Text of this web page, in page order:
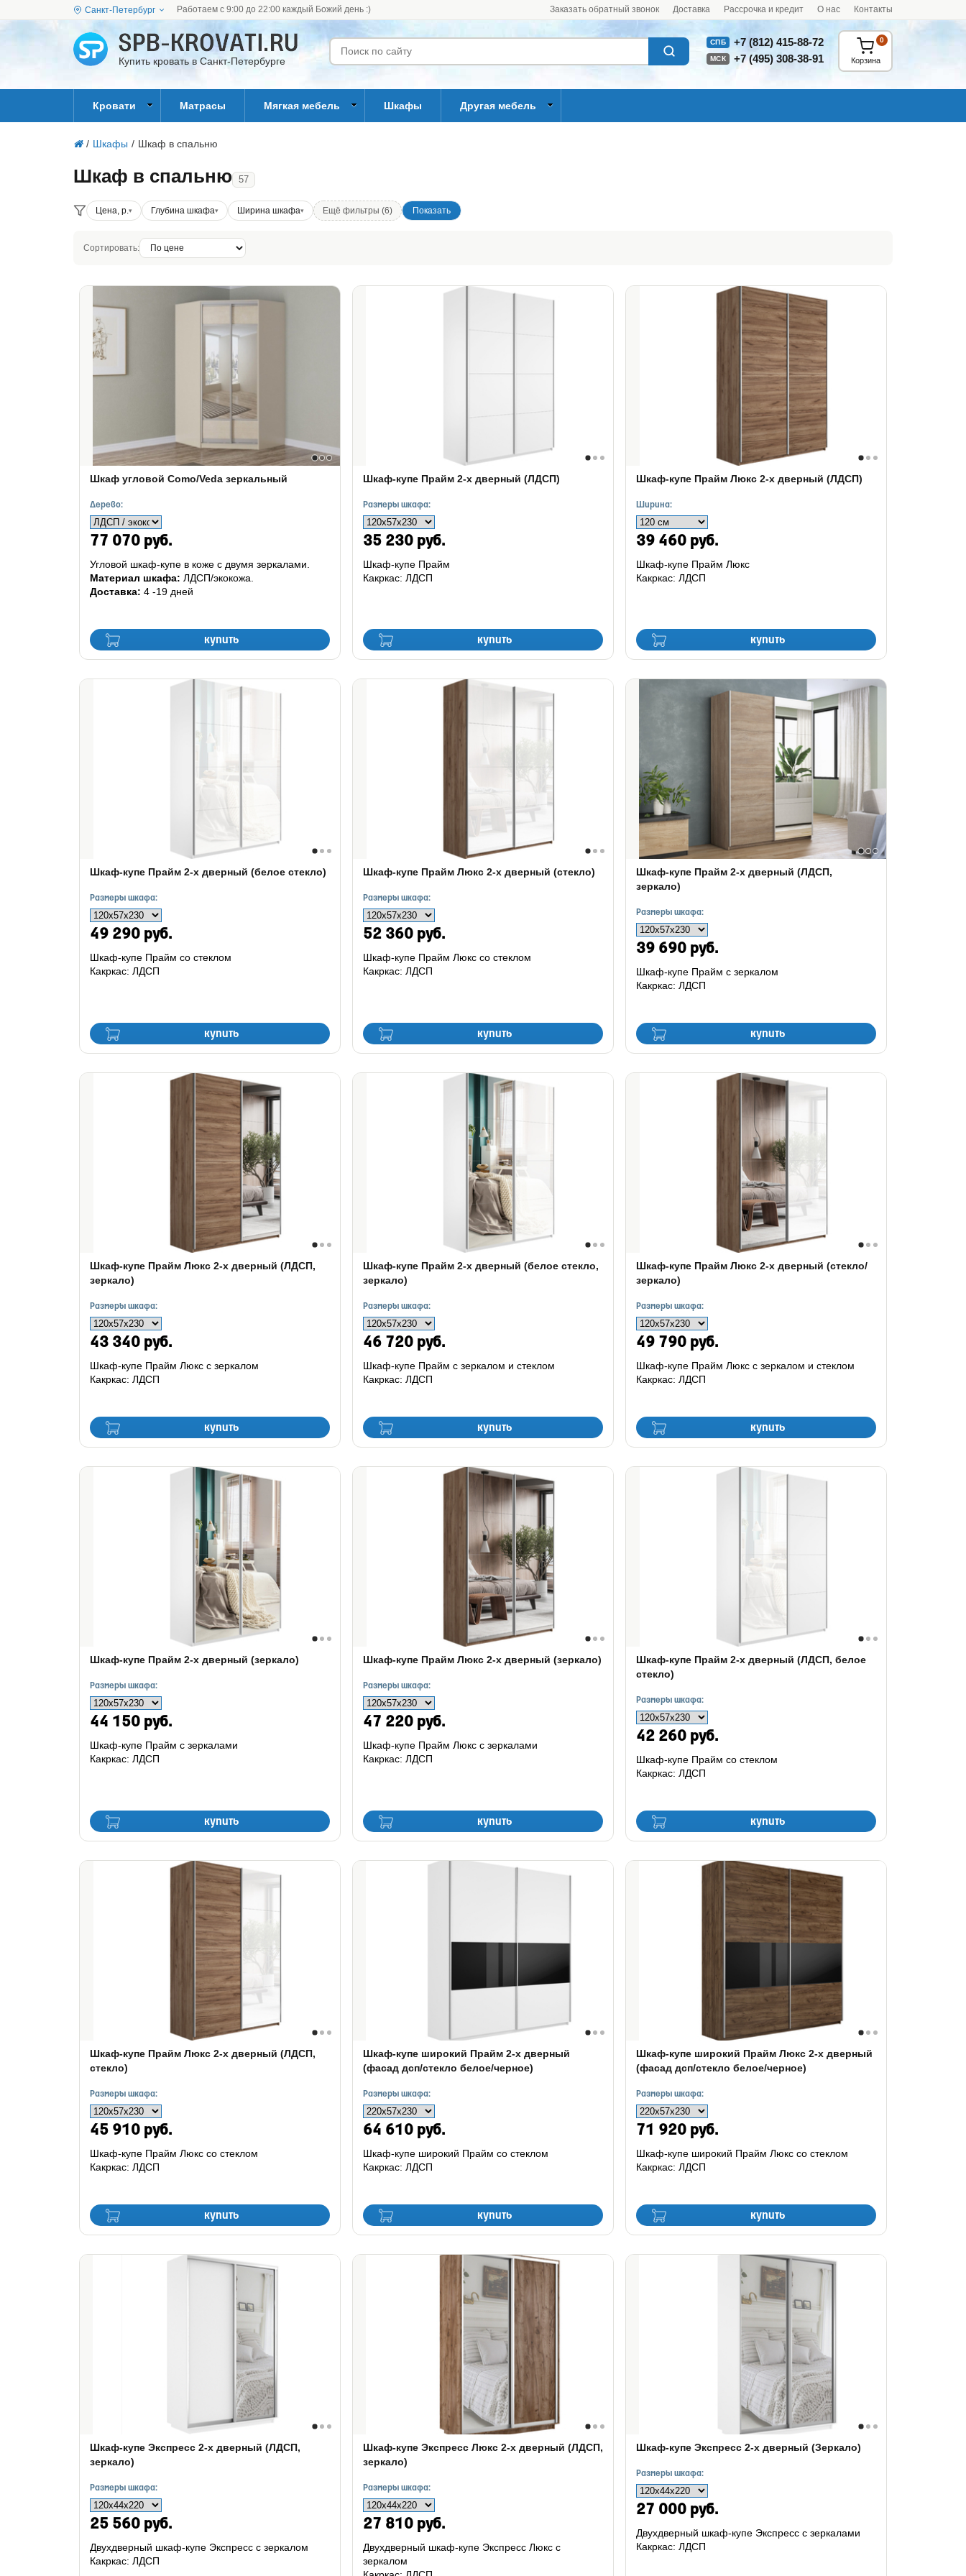
Санкт-Петербург Работаем с 9:00 до 22:00 каждый Божий день :) Заказать обратный звонок Доставка Рассрочка и кредит О нас Контакты
Купить кровать в Санкт-Петербурге
СПБ +7 (812) 415-88-72
МСК +7 (495) 308-38-91 Корзина
0
Кровати Матрасы Мягкая мебель Шкафы Другая мебель
/ Шкафы / Шкаф в спальню
Шкаф в спальню 57
Цена, р. Глубина шкафа Ширина шкафа Ещё фильтры (6)
Сортировать:
Шкаф угловой Como/Veda зеркальный
Дерево:
77 070 руб.
купить
Угловой шкаф-купе в коже с двумя зеркалами.
Материал шкафа: ЛДСП/экокожа.
Доставка: 4 -19 дней
Шкаф-купе Прайм 2-х дверный (ЛДСП)
Размеры шкафа:
35 230 руб.
купить
Шкаф-купе Прайм
Какркас: ЛДСП
Шкаф-купе Прайм Люкс 2-х дверный (ЛДСП)
Ширина:
39 460 руб.
купить
Шкаф-купе Прайм Люкс
Какркас: ЛДСП
Шкаф-купе Прайм 2-х дверный (белое стекло)
Размеры шкафа:
49 290 руб.
купить
Шкаф-купе Прайм со стеклом
Какркас: ЛДСП
Шкаф-купе Прайм Люкс 2-х дверный (стекло)
Размеры шкафа:
52 360 руб.
купить
Шкаф-купе Прайм Люкс со стеклом
Какркас: ЛДСП
Шкаф-купе Прайм 2-х дверный (ЛДСП,
зеркало)
Размеры шкафа:
39 690 руб.
купить
Шкаф-купе Прайм с зеркалом
Какркас: ЛДСП
Шкаф-купе Прайм Люкс 2-х дверный (ЛДСП,
зеркало)
Размеры шкафа:
43 340 руб.
купить
Шкаф-купе Прайм Люкс с зеркалом
Какркас: ЛДСП
Шкаф-купе Прайм 2-х дверный (белое стекло,
зеркало)
Размеры шкафа:
46 720 руб.
купить
Шкаф-купе Прайм с зеркалом и стеклом
Какркас: ЛДСП
Шкаф-купе Прайм Люкс 2-х дверный (стекло/
зеркало)
Размеры шкафа:
49 790 руб.
купить
Шкаф-купе Прайм Люкс с зеркалом и стеклом
Какркас: ЛДСП
Шкаф-купе Прайм 2-х дверный (зеркало)
Размеры шкафа:
44 150 руб.
купить
Шкаф-купе Прайм с зеркалами
Какркас: ЛДСП
Шкаф-купе Прайм Люкс 2-х дверный (зеркало)
Размеры шкафа:
47 220 руб.
купить
Шкаф-купе Прайм Люкс с зеркалами
Какркас: ЛДСП
Шкаф-купе Прайм 2-х дверный (ЛДСП, белое
стекло)
Размеры шкафа:
42 260 руб.
купить
Шкаф-купе Прайм со стеклом
Какркас: ЛДСП
Шкаф-купе Прайм Люкс 2-х дверный (ЛДСП,
стекло)
Размеры шкафа:
45 910 руб.
купить
Шкаф-купе Прайм Люкс со стеклом
Какркас: ЛДСП
Шкаф-купе широкий Прайм 2-х дверный
(фасад дсп/стекло белое/черное)
Размеры шкафа:
64 610 руб.
купить
Шкаф-купе широкий Прайм со стеклом
Какркас: ЛДСП
Шкаф-купе широкий Прайм Люкс 2-х дверный
(фасад дсп/стекло белое/черное)
Размеры шкафа:
71 920 руб.
купить
Шкаф-купе широкий Прайм Люкс со стеклом
Какркас: ЛДСП
Шкаф-купе Экспресс 2-х дверный (ЛДСП,
зеркало)
Размеры шкафа:
25 560 руб.
Двухдверный шкаф-купе Экспресс с зеркалом
Какркас: ЛДСП
Шкаф-купе Экспресс Люкс 2-х дверный (ЛДСП,
зеркало)
Размеры шкафа:
27 810 руб.
Двухдверный шкаф-купе Экспресс Люкс с
зеркалом
Шкаф-купе Экспресс 2-х дверный (Зеркало)
Размеры шкафа:
27 000 руб.
Двухдверный шкаф-купе Экспресс с зеркалами
Какркас: ЛДСП